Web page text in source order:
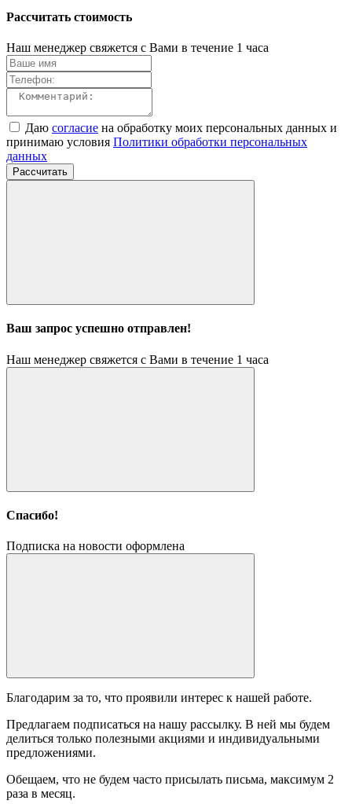
Рассчитать стоимость
Наш менеджер свяжется с Вами в течение 1 часа
Даю согласие на обработку моих персональных данных и
принимаю условия Политики обработки персональных
данных
Рассчитать
Ваш запрос успешно отправлен!
Наш менеджер свяжется с Вами в течение 1 часа
Спасибо!
Подписка на новости оформлена
Благодарим за то, что проявили интерес к нашей работе.
Предлагаем подписаться на нашу рассылку. В ней мы будем
делиться только полезными акциями и индивидуальными
предложениями.
Обещаем, что не будем часто присылать письма, максимум 2
раза в месяц.